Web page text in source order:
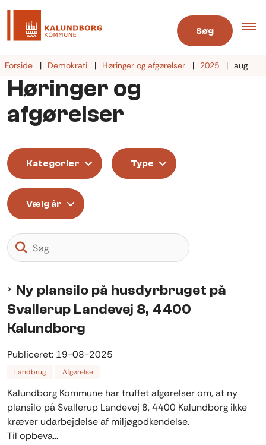
Søg
Forside Demokrati Høringer og afgørelser 2025 aug
Høringer og
afgørelser
Kategorier Type
Vælg år
Ny plansilo på husdyrbruget på
Svallerup Landevej 8, 4400
Kalundborg
Publiceret: 19-08-2025
Landbrug Afgørelse
Kalundborg Kommune har truffet afgørelser om, at ny
plansilo på Svallerup Landevej 8, 4400 Kalundborg ikke
kræver udarbejdelse af miljøgodkendelse.
Til opbeva...